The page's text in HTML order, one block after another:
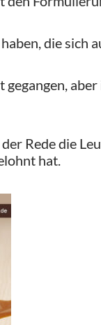
die sich
Rede die
hat.